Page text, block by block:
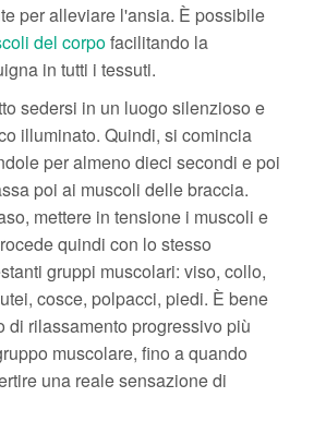
per alleviare l'ansia. È possibile
del corpofacilitando la
in tutti i tessuti.
sedersi in un luogo silenzioso e
illuminato. Quindi, si comincia
per almeno dieci secondi e poi
poi ai muscoli delle braccia.
mettere in tensione i muscoli e
quindi con lo stesso
gruppi muscolari: viso, collo,
cosce, polpacci, piedi. È bene
di rilassamento progressivo più
muscolare, fino a quando
una reale sensazione di